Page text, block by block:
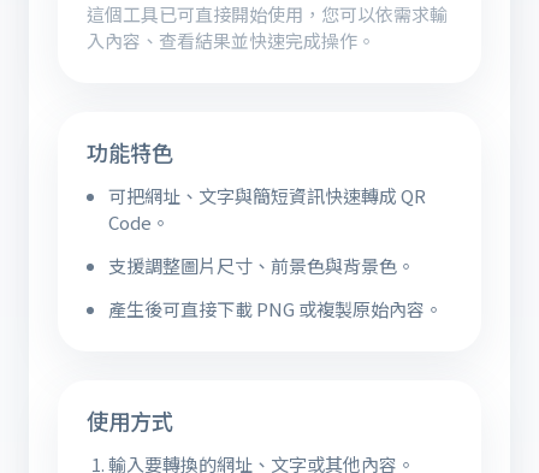
這個工具已可直接開始使用，您可以依需求輸
入內容、查看結果並快速完成操作。
功能特色
可把網址、文字與簡短資訊快速轉成 QR
Code。
支援調整圖片尺寸、前景色與背景色。
產生後可直接下載 PNG 或複製原始內容。
使用方式
輸入要轉換的網址、文字或其他內容。